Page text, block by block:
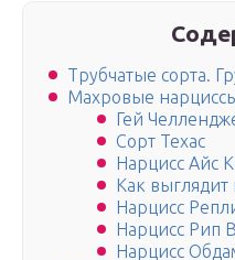
Трубчатые сорта.
Махровые
Гей
Сорт Техас
Нарцисс Айс
Как выглядит
Нарцисс
Нарцисс Рип
Нарцисс